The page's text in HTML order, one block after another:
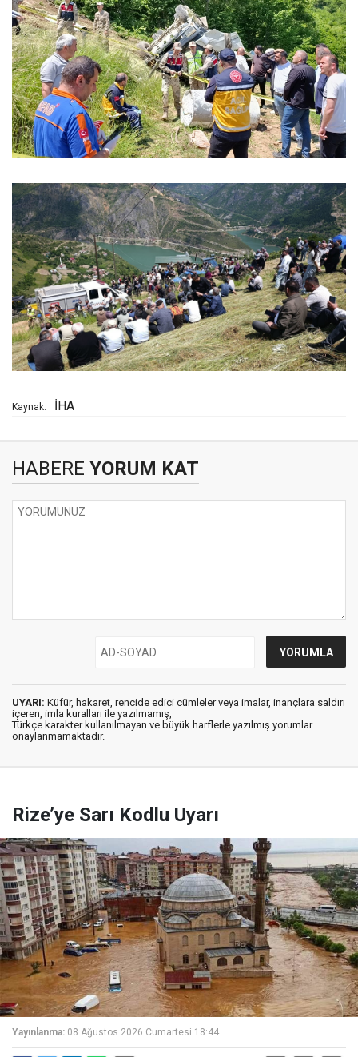
Kaynak: İHA
HABERE YORUM KAT
UYARI: Küfür, hakaret, rencide edici cümleler veya imalar, inançlara saldırı
içeren, imla kuralları ile yazılmamış,
Türkçe karakter kullanılmayan ve büyük harflerle yazılmış yorumlar
onaylanmamaktadır.
Rize’ye Sarı Kodlu Uyarı
Yayınlanma: 08 Ağustos 2026 Cumartesi 18:44